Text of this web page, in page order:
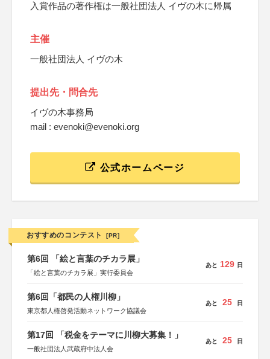
入賞作品の著作権は一般社団法人 イヴの木に帰属
主催
一般社団法人 イヴの木
提出先・問合先
イヴの木事務局
mail : evenoki@evenoki.org
公式ホームページ
おすすめのコンテスト [PR]
第6回 「絵と言葉のチカラ展」
「絵と言葉のチカラ展」実行委員会
あと 129 日
第6回「都民の人権川柳」
東京都人権啓発活動ネットワーク協議会
あと 25 日
第17回 「税金をテーマに川柳大募集！」
一般社団法人武蔵府中法人会
あと 25 日